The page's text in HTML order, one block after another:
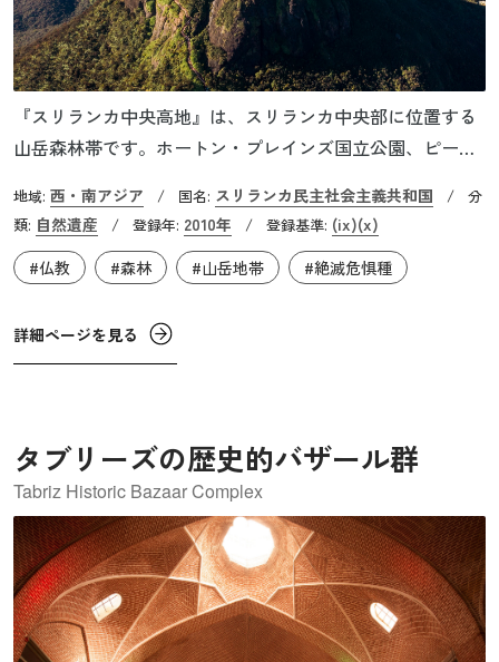
『スリランカ中央高地』は、スリランカ中央部に位置する
山岳森林帯です。ホートン・プレインズ国立公園、ピー
成されています。一帯には多くの固有種が生息しており、
記録された408種の脊椎動物のうち、ホートン・プレイン
ズ国立公園では両生類の91％、爬虫類の89％が固有種で
83%、両生類は81％、ナックルズ森林保護区では両生類の
64%、爬虫類の51％と、いずれのエリアでも固有率が非常
ウなど、絶滅危惧種を含んでいる点でも重要です。
地域: 西・南アジア / 国名: スリランカ民主社会主義共和国 /
分
類: 自然遺産 / 登録年: 2010年 / 登録基準: (ix)(x)
#仏教
#森林 #山岳地帯 #絶滅危惧種
詳細ページを見る
タブリーズの歴史的バザール群
Tabriz Historic Bazaar Complex